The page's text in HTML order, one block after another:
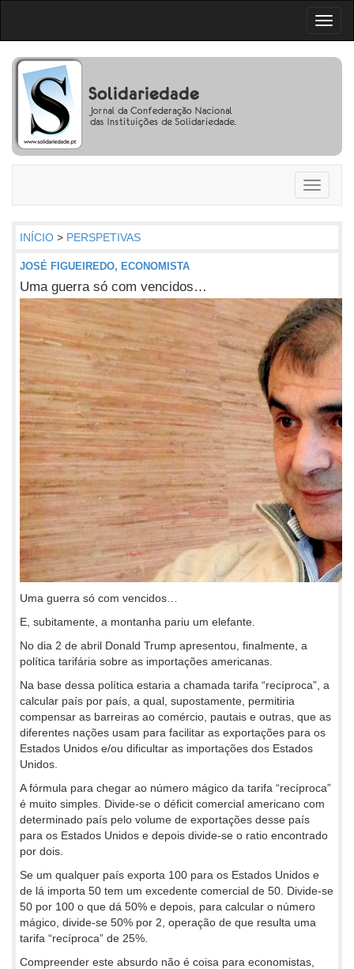
Toggle
INÍCIO > PERSPETIVAS
JOSÉ FIGUEIREDO, ECONOMISTA
Uma guerra só com vencidos…
Uma guerra só com vencidos…
E, subitamente, a montanha pariu um elefante.
No dia 2 de abril Donald Trump apresentou, finalmente, a
política tarifária sobre as importações americanas.
Na base dessa política estaria a chamada tarifa “recíproca”, a
calcular país por país, a qual, supostamente, permitiria
compensar as barreiras ao comércio, pautais e outras, que as
diferentes nações usam para facilitar as exportações para os
Estados Unidos e/ou dificultar as importações dos Estados
Unidos.
A fórmula para chegar ao número mágico da tarifa “recíproca”
é muito simples. Divide-se o déficit comercial americano com
determinado país pelo volume de exportações desse país
para os Estados Unidos e depois divide-se o ratio encontrado
por dois.
Se um qualquer país exporta 100 para os Estados Unidos e
de lá importa 50 tem um excedente comercial de 50. Divide-se
50 por 100 o que dá 50% e depois, para calcular o número
mágico, divide-se 50% por 2, operação de que resulta uma
tarifa “recíproca” de 25%.
Compreender este absurdo não é coisa para economistas,